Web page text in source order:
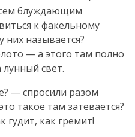
блуждающим
к факельному
них называется?
— а этого там полно
свет.
— спросили разом
такое там затевается?
гудит, как гремит!